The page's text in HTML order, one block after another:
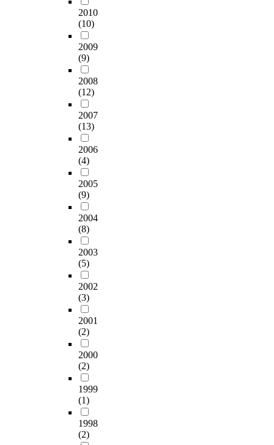
2010
(10)
2009
(9)
2008
(12)
2007
(13)
2006
(4)
2005
(9)
2004
(8)
2003
(5)
2002
(3)
2001
(2)
2000
(2)
1999
(1)
1998
(2)